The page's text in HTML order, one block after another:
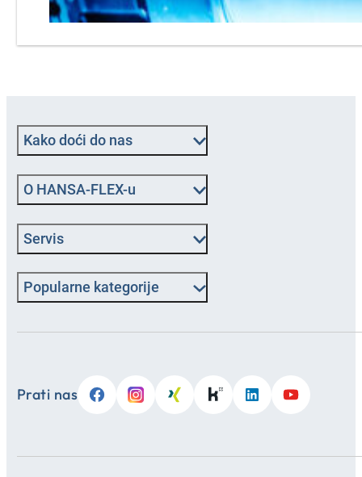
Kako doći do nas
O HANSA‑FLEX-u
Servis
Popularne kategorije
Prati nas